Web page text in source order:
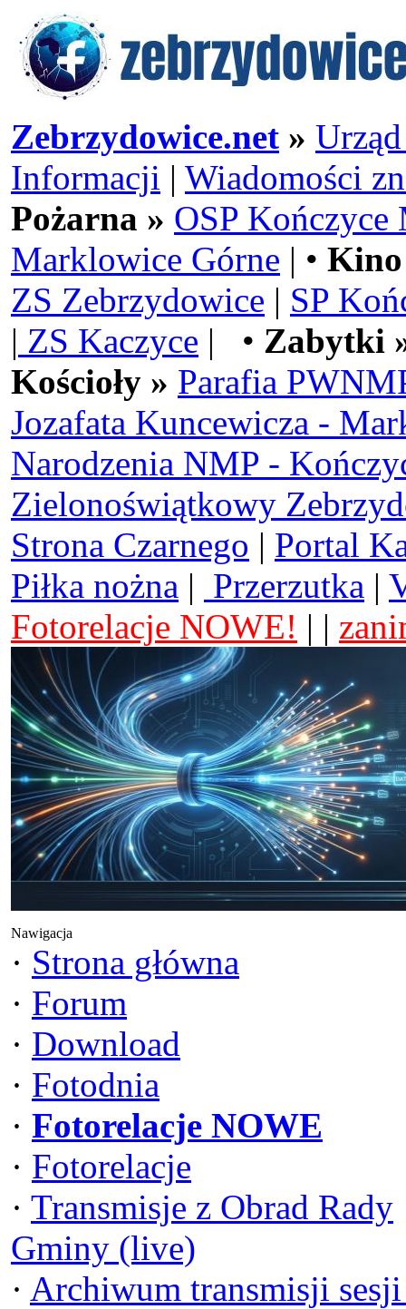
Zebrzydowice.net »
Informacji | Wiadomości
Pożarna » OSP Kończyce
Marklowice Górne | •
ZS Zebrzydowice | SP
| ZS Kaczyce | • Zabytki
Kościoły » Parafia
Jozafata Kuncewicza -
Narodzenia NMP -
Zielonoświątkowy
Strona Czarnego | Portal
Piłka nożna | Przerzutka |
Fotorelacje NOWE! | |
Nawigacja
· Strona główna
· Forum
· Download
· Fotodnia
· Fotorelacje NOWE
· Fotorelacje
· Transmisje z Obrad Rady
Gminy (live)
· Archiwum transmisji